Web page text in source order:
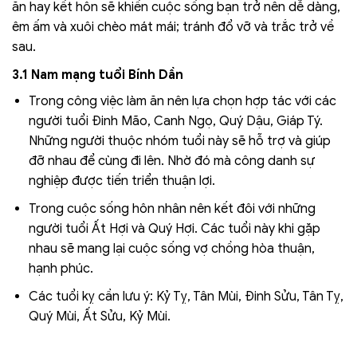
ăn hay kết hôn sẽ khiến cuộc sống bạn trở nên dễ dàng,
êm ấm và xuôi chèo mát mái; tránh đổ vỡ và trắc trở về
sau.
3.1 Nam mạng tuổi Bính Dần
Trong công việc làm ăn nên lựa chọn hợp tác với các
người tuổi Đinh Mão, Canh Ngọ, Quý Dậu, Giáp Tý.
Những người thuộc nhóm tuổi này sẽ hỗ trợ và giúp
đỡ nhau để cùng đi lên. Nhờ đó mà công danh sự
nghiệp được tiến triển thuận lợi.
Trong cuộc sống hôn nhân nên kết đôi với những
người tuổi Ất Hợi và Quý Hợi. Các tuổi này khi gặp
nhau sẽ mang lại cuộc sống vợ chồng hòa thuận,
hạnh phúc.
Các tuổi kỵ cần lưu ý: Kỷ Tỵ, Tân Mùi, Đinh Sửu, Tân Tỵ,
Quý Mùi, Ất Sửu, Kỷ Mùi.